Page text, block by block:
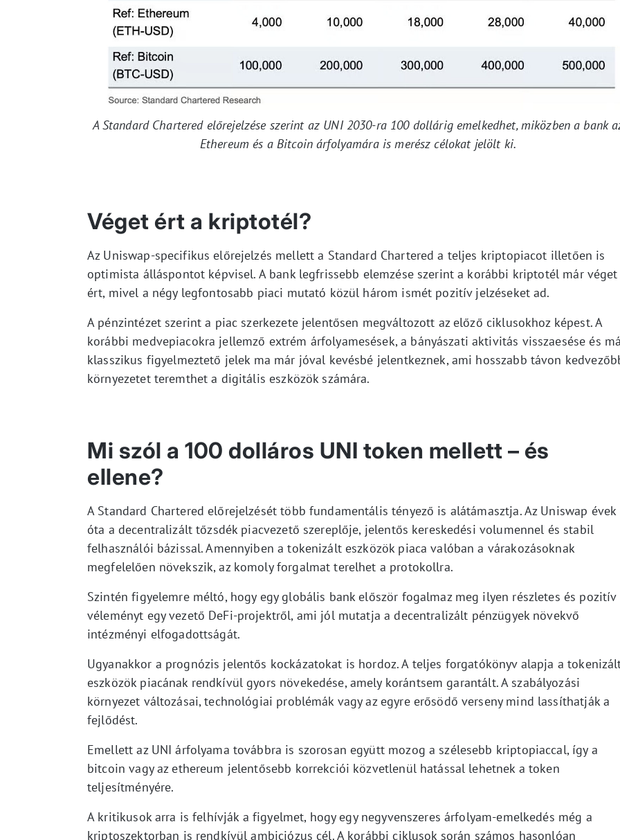
A Standard Chartered előrejelzése szerint az UNI 2030-ra 100 dollárig emelkedhet, miközben a bank
Ethereum és a Bitcoin árfolyamára is merész célokat jelölt ki.
Véget ért a kriptotél?
Az Uniswap-specifikus előrejelzés mellett a Standard Chartered a teljes kriptopiacot illetően is
optimista álláspontot képvisel. A bank legfrissebb elemzése szerint a korábbi kriptotél már véget
ért, mivel a négy legfontosabb piaci mutató közül három ismét pozitív jelzéseket ad.
A pénzintézet szerint a piac szerkezete jelentősen megváltozott az előző ciklusokhoz képest. A
korábbi medvepiacokra jellemző extrém árfolyamesések, a bányászati aktivitás visszaesése és
klasszikus figyelmeztető jelek ma már jóval kevésbé jelentkeznek, ami hosszabb távon
környezetet teremthet a digitális eszközök számára.
Mi szól a 100 dolláros UNI token mellett – és
ellene?
A Standard Chartered előrejelzését több fundamentális tényező is alátámasztja. Az Uniswap évek
óta a decentralizált tőzsdék piacvezető szereplője, jelentős kereskedési volumennel és stabil
felhasználói bázissal. Amennyiben a tokenizált eszközök piaca valóban a várakozásoknak
megfelelően növekszik, az komoly forgalmat terelhet a protokollra.
Szintén figyelemre méltó, hogy egy globális bank először fogalmaz meg ilyen részletes és pozitív
véleményt egy vezető DeFi-projektről, ami jól mutatja a decentralizált pénzügyek növekvő
intézményi elfogadottságát.
Ugyanakkor a prognózis jelentős kockázatokat is hordoz. A teljes forgatókönyv alapja a
eszközök piacának rendkívül gyors növekedése, amely korántsem garantált. A szabályozási
környezet változásai, technológiai problémák vagy az egyre erősödő verseny mind lassíthatják a
fejlődést.
Emellett az UNI árfolyama továbbra is szorosan együtt mozog a szélesebb kriptopiaccal, így a
bitcoin vagy az ethereum jelentősebb korrekciói közvetlenül hatással lehetnek a token
teljesítményére.
A kritikusok arra is felhívják a figyelmet, hogy egy negyvenszeres árfolyam-emelkedés még a
kriptoszektorban is rendkívül ambiciózus cél. A korábbi ciklusok során számos hasonlóan